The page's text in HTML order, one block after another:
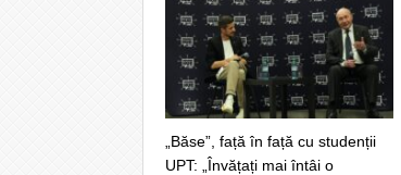
„Băse”, față în față cu studenții
UPT: „Învățați mai întâi o